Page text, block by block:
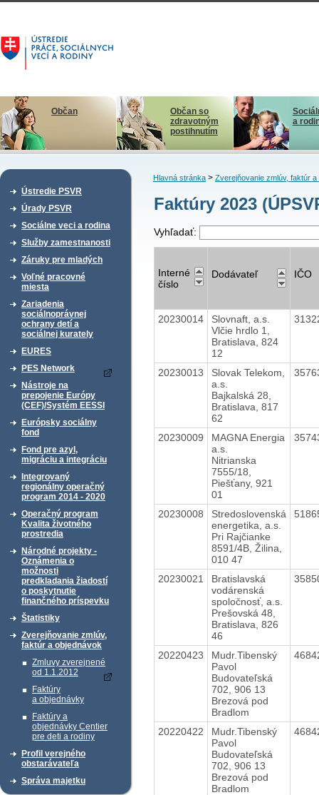
Občan
Občan so
zdravotným
postihnutím
a
Ústredie PSVR
Úrady PSVR
Sociálne veci a rodina
Služby zamestnanosti
Záruky pre mladých
Voľné pracovné
miesta
Zariadenia
sociálnoprávnej
ochrany detí a
sociálnej kurately
EURES
PES Network
Nástroje na
prepojenie Európy
(CEF)/Systém EESSI
Európsky sociálny
fond
Fond pre azyl,
migráciu a integráciu
Integrovaný
regionálny operačný
program 2014 - 2020
Operačný program
Kvalita životného
prostredia
Národné projekty -
Oznámenia o
možnosti
predkladania žiadostí
o poskytnutie
finančného príspevku
Štatistiky
Zverejňovanie zmlúv,
faktúr a objednávok
Zmluvy zverejnené
od 1.1.2012
Faktúry
a objednávky
Faktúry a
objednávky Centier
pre deti a rodiny
Profil verejného
obstarávateľa
Správa majetku
Hlavná stránka> Zverejňovanie zmlúv, faktúr a
Faktúry 2023
Vyhľadať:
Interné
číslo
Dodávateľ IČO
20230014
Slovnaft, a.s.
Vlčie hrdlo 1,
Bratislava, 824
12
20230013
Slovak Telekom,
a.s.
Bajkalská 28,
Bratislava, 817
62
20230009
MAGNA Energia
a.s.
Nitrianska
7555/18,
Piešťany, 921
01
20230008
Stredoslovenská
energetika, a.s.
Pri Rajčianke
8591/4B, Žilina,
010 47
20230021
Bratislavská
vodárenská
spoločnosť, a.s.
Prešovská 48,
Bratislava, 826
46
20220423
Mudr.Tibenský
Pavol
Budovateľská
702, 906 13
Brezová pod
Bradlom
20220422
Mudr.Tibenský
Pavol
Budovateľská
702, 906 13
Brezová pod
Bradlom